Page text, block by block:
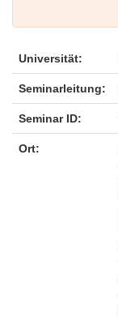
Universität:
Seminarleitung:
Seminar ID:
Ort: